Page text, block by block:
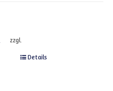
zzgl.
Dieses Produkt weist
Details